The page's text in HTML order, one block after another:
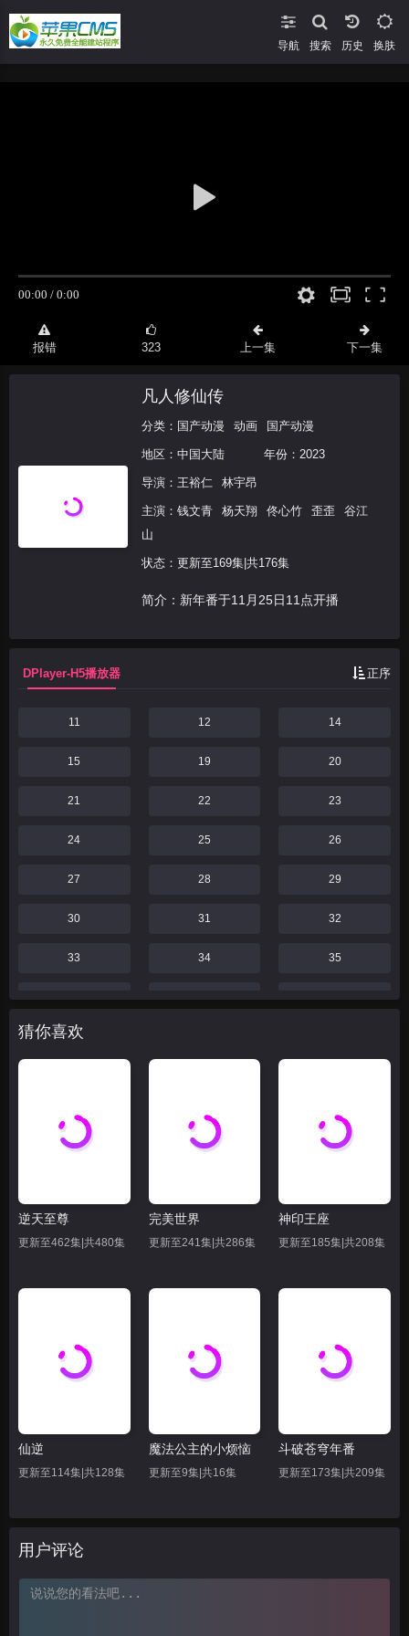
导航 搜索 换肤
报错 323 上一集 下一集
凡人修仙传
分类： 国产动漫 动画 国产动漫
地区： 中国大陆 年份： 2023
导演： 王裕仁 林宇昂
主演： 钱文青 杨天翔 佟心竹 歪歪
谷江
山
状态：更新至169集|共176集
简介：新年番于11月25日11点开播
DPlayer-H5播放器 正序
11 12 14
15 19 20
21 22 23
24 25 26
27 28 29
30 31 32
33 34 35
36 37 38
39
46 47 48
49 52 55
75 76 77
84 85 86
90
93
猜你喜欢
逆天至尊
更新至462集|共480集
完美世界
更新至241集|共286集
神印王座
更新至185集|共208集
仙逆
更新至114集|共128集
魔法公主的小烦恼
更新至9集|共16集
斗破苍穹年番
更新至173集|共209集
用户评论